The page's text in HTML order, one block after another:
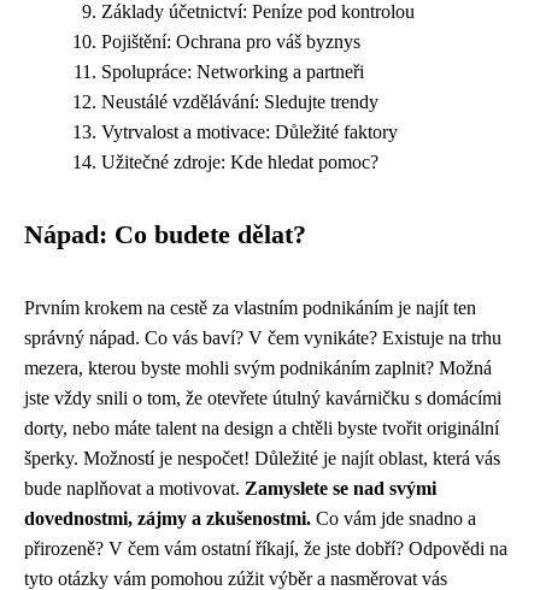
Základy účetnictví: Peníze pod kontrolou
Pojištění: Ochrana pro váš byznys
Spolupráce: Networking a partneři
Neustálé vzdělávání: Sledujte trendy
Vytrvalost a motivace: Důležité faktory
Užitečné zdroje: Kde hledat pomoc?
Nápad: Co budete dělat?
Prvním krokem na cestě za vlastním podnikáním je najít ten
správný nápad. Co vás baví? V čem vynikáte? Existuje na trhu
mezera, kterou byste mohli svým podnikáním zaplnit? Možná
jste vždy snili o tom, že otevřete útulný kavárničku s domácími
dorty, nebo máte talent na design a chtěli byste tvořit originální
šperky. Možností je nespočet! Důležité je najít oblast, která vás
bude naplňovat a motivovat. Zamyslete se nad svými
dovednostmi, zájmy a zkušenostmi. Co vám jde snadno a
přirozeně? V čem vám ostatní říkají, že jste dobří? Odpovědi na
tyto otázky vám pomohou zúžit výběr a nasměrovat vás